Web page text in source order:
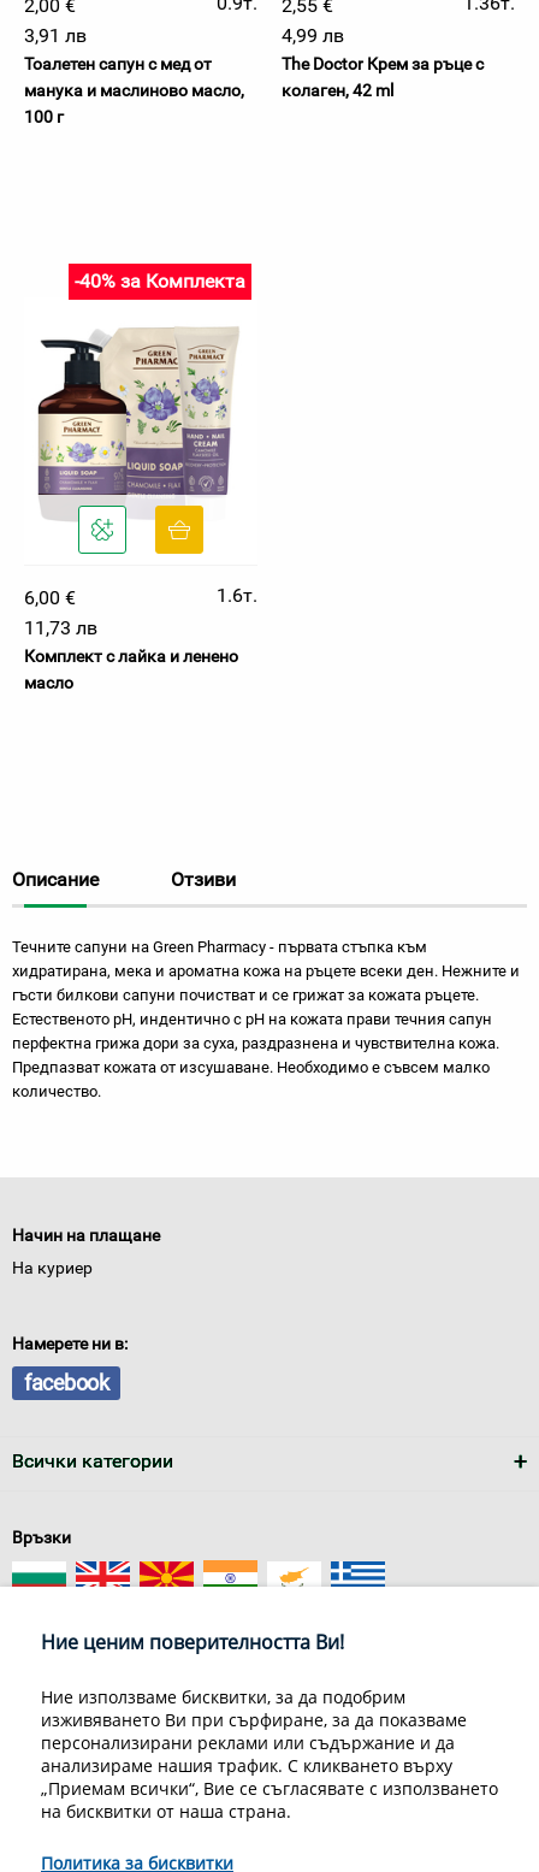
2,00 €
3,91 лв
Тоалетен сапун с мед от
манука и маслиново масло,
100 г
2,55 €
4,99 лв
The Doctor Крем за ръце с
колаген, 42 ml
-40% за Комплекта
6,00 €
1.6т.
11,73 лв
Комплект с лайка и ленено
масло
Описание Отзиви
Течните сапуни на Green Pharmacy - първата стъпка към
хидратирана, мека и ароматна кожа на ръцете всеки ден. Нежните и
гъсти билкови сапуни почистват и се грижат за кожата ръцете.
Естественoто pH, индентично с pH на кожата прави течния сапун
перфектна грижа дори за суха, раздразнена и чувствителна кожа.
Предпазват кожата от изсушаване. Необходимо е съвсем малко
количество.
Начин на плащане
На куриер
Намерете ни в:
facebook
Всички категории
Връзки
За нас
Условия за доставка
Конфиденциалност на информацията
Общи условия
Декларация за личните данни
Често задавани въпроси
070070220
Ние ценим поверителността Ви!
Ние използваме бисквитки, за да подобрим
изживяването Ви при сърфиране, за да показваме
персонализирани реклами или съдържание и да
анализираме нашия трафик. С кликването върху
„Приемам всички“, Вие се съгласявате с използването
на бисквитки от наша страна.
Политика за бисквитки